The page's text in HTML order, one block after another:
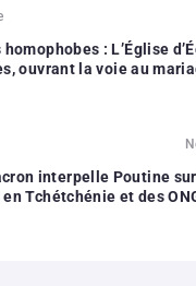
: L’Église
ouvrant la voie au
interpelle Poutine
Tchétchénie et des